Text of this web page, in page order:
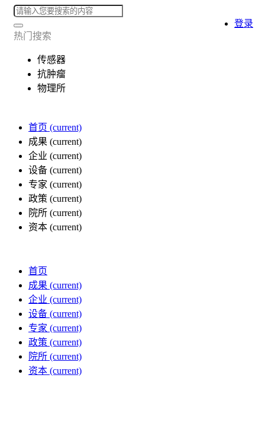
热门搜索
传感器
抗肿瘤
物理所
首页 (current)
成果 (current)
企业 (current)
设备 (current)
专家 (current)
政策 (current)
院所 (current)
资本 (current)
登录
首页
成果 (current)
企业 (current)
设备 (current)
专家 (current)
政策 (current)
院所 (current)
资本 (current)